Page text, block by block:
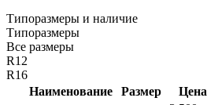
Типоразмеры и наличие
Типоразмеры
Все размеры
R12
R16
Наименование
Размер Цена